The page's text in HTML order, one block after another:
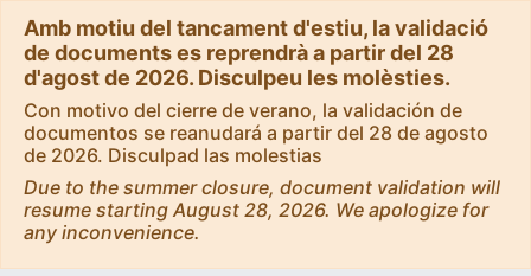
Amb motiu del tancament d'estiu, la validació
de documents es reprendrà a partir del 28
d'agost de 2026. Disculpeu les molèsties.
Con motivo del cierre de verano, la validación de
documentos se reanudará a partir del 28 de agosto
de 2026. Disculpad las molestias
Due to the summer closure, document validation will
resume starting August 28, 2026. We apologize for
any inconvenience.